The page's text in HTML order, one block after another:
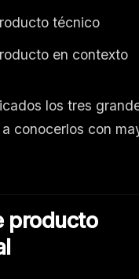
técnico
en contexto
los tres
conocerlos con
producto